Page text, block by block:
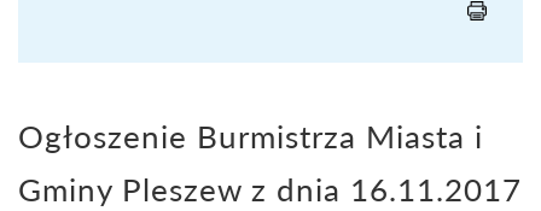
Ogłoszenie Burmistrza Miasta i
Gminy Pleszew z dnia 16.11.2017